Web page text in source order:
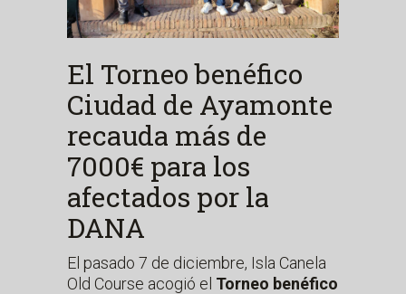
El Torneo benéfico
Ciudad de Ayamonte
recauda más de
7000€ para los
afectados por la
DANA
El pasado 7 de diciembre, Isla Canela
Old Course acogió el Torneo benéfico